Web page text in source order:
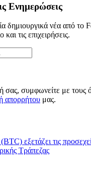
Ενημερώσεις
δημιουργικά νέα από το
τις επιχειρήσεις.
σας, συμφωνείτε με τους
απορρήτου μας.
εξετάζει τις
Τράπεζας